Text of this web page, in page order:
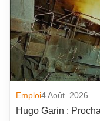
Emploi4 Août. 2026
Hugo Garin :